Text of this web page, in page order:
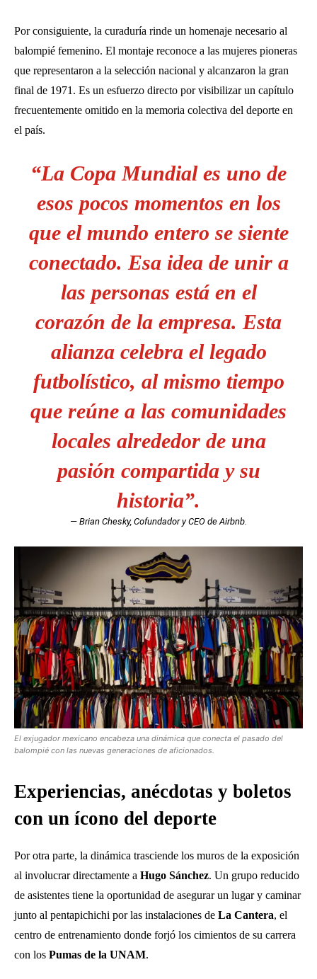
Por consiguiente, la curaduría rinde un homenaje necesario al
balompié femenino. El montaje reconoce a las mujeres pioneras
que representaron a la selección nacional y alcanzaron la gran
final de 1971. Es un esfuerzo directo por visibilizar un capítulo
frecuentemente omitido en la memoria colectiva del deporte en
el país.
“La Copa Mundial es uno de
esos pocos momentos en los
que el mundo entero se siente
conectado. Esa idea de unir a
las personas está en el
corazón de la empresa. Esta
alianza celebra el legado
futbolístico, al mismo tiempo
que reúne a las comunidades
locales alrededor de una
pasión compartida y su
historia”.
— Brian Chesky, Cofundador y CEO de Airbnb.
El exjugador mexicano encabeza una dinámica que conecta el pasado del
balompié con las nuevas generaciones de aficionados.
Experiencias, anécdotas y boletos
con un ícono del deporte
Por otra parte, la dinámica trasciende los muros de la exposición
al involucrar directamente a Hugo Sánchez. Un grupo reducido
de asistentes tiene la oportunidad de asegurar un lugar y caminar
junto al pentapichichi por las instalaciones de La Cantera, el
centro de entrenamiento donde forjó los cimientos de su carrera
con los Pumas de la UNAM.